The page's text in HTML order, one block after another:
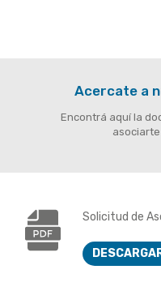
Acercate a
Encontrá aquí la
asociarte
Solicitud de